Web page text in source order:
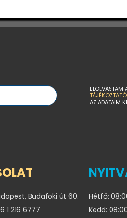
ELOLVASTAM
AZ ADATAIM
Budafoki út 60.
1 216 6777
Hétfő:
Kedd: